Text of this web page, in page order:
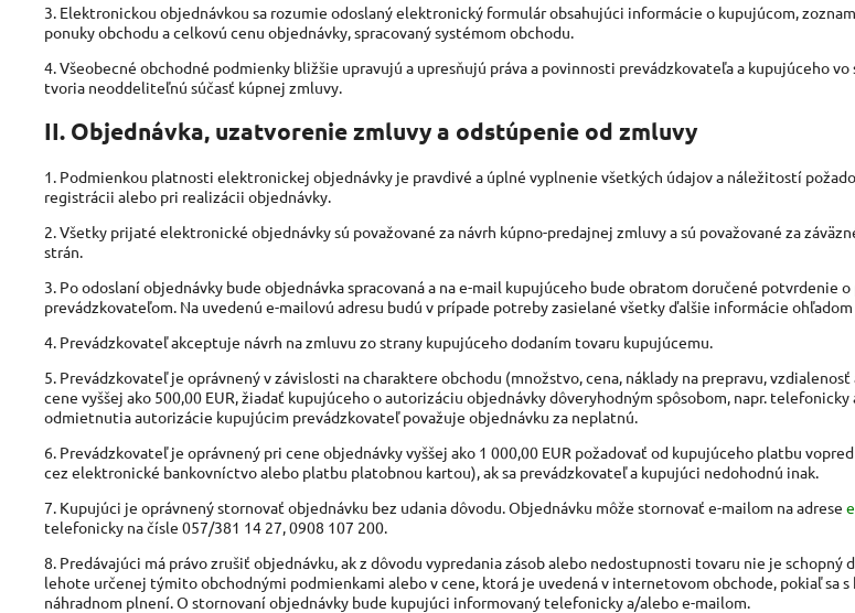
3. Elektronickou objednávkou sa rozumie odoslaný elektronický formulár obsahujúci informácie o kupujúcom,
ponuky obchodu a celkovú cenu objednávky, spracovaný systémom obchodu.
4. Všeobecné obchodné podmienky bližšie upravujú a upresňujú práva a povinnosti prevádzkovateľa a kupujúceho
tvoria neoddeliteľnú súčasť kúpnej zmluvy.
II. Objednávka, uzatvorenie zmluvy a odstúpenie od zmluvy
1. Podmienkou platnosti elektronickej objednávky je pravdivé a úplné vyplnenie všetkých údajov a náležitostí
registrácii alebo pri realizácii objednávky.
2. Všetky prijaté elektronické objednávky sú považované za návrh kúpno-predajnej zmluvy a sú považované za
strán.
3. Po odoslaní objednávky bude objednávka spracovaná a na e-mail kupujúceho bude obratom doručené potvrdenie
prevádzkovateľom. Na uvedenú e-mailovú adresu budú v prípade potreby zasielané všetky ďalšie informácie ohľadom
4. Prevádzkovateľ akceptuje návrh na zmluvu zo strany kupujúceho dodaním tovaru kupujúcemu.
5. Prevádzkovateľ je oprávnený v závislosti na charaktere obchodu (množstvo, cena, náklady na prepravu,
cene vyššej ako 500,00 EUR, žiadať kupujúceho o autorizáciu objednávky dôveryhodným spôsobom, napr. telefonicky
odmietnutia autorizácie kupujúcim prevádzkovateľ považuje objednávku za neplatnú.
6. Prevádzkovateľ je oprávnený pri cene objednávky vyššej ako 1 000,00 EUR požadovať od kupujúceho platbu
cez elektronické bankovníctvo alebo platbu platobnou kartou), ak sa prevádzkovateľ a kupujúci nedohodnú inak.
7. Kupujúci je oprávnený stornovať objednávku bez udania dôvodu. Objednávku môže stornovať e-mailom na adrese
telefonicky na čísle 057/381 14 27, 0908 107 200.
8. Predávajúci má právo zrušiť objednávku, ak z dôvodu vypredania zásob alebo nedostupnosti tovaru nie je schopný
lehote určenej týmito obchodnými podmienkami alebo v cene, ktorá je uvedená v internetovom obchode, pokiaľ sa
náhradnom plnení. O stornovaní objednávky bude kupujúci informovaný telefonicky a/alebo e-mailom.